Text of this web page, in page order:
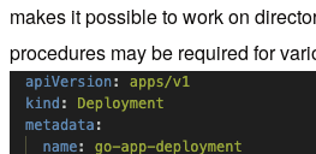
makes it possible to work on
procedures may be required for